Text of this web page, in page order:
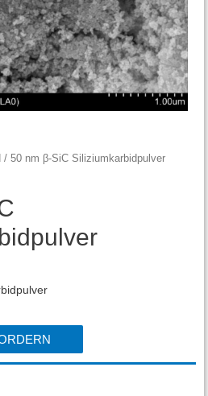
/ 50 nm β-SiC Siliziumkarbidpulver